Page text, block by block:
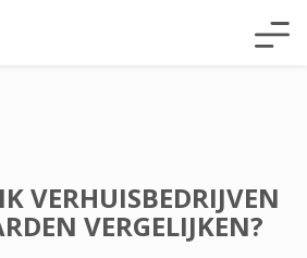
VERHUISBEDRIJVEN
VERGELIJKEN?